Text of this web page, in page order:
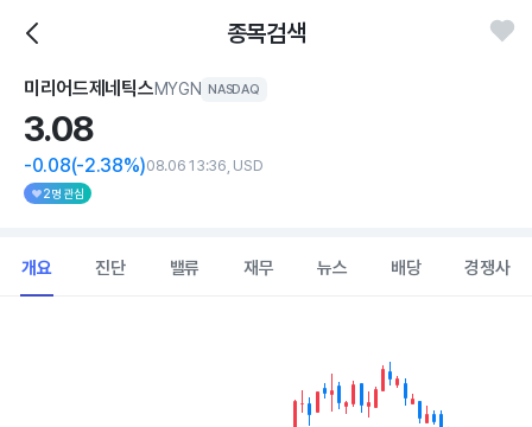
종목검색
미리어드제네틱스MYGN NASDAQ
3.08
-0.08(-2.38%)08.06 13:36, USD
2명 관심
개요 진단 밸류 재무 뉴스 배당 경쟁사
The chart has 1 X axis displaying Time. Data ranges from
The chart has 1 Y axis displaying values. Data ranges from 2.74